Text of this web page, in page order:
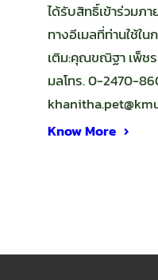
ได้รับสิทธิ์เข้าร่วมภ
ทางอีเมลที่ท่านใช้ใ
เติม:คุณขณิฐา เพ็ช
มลโทร. 0-2470-
Know More